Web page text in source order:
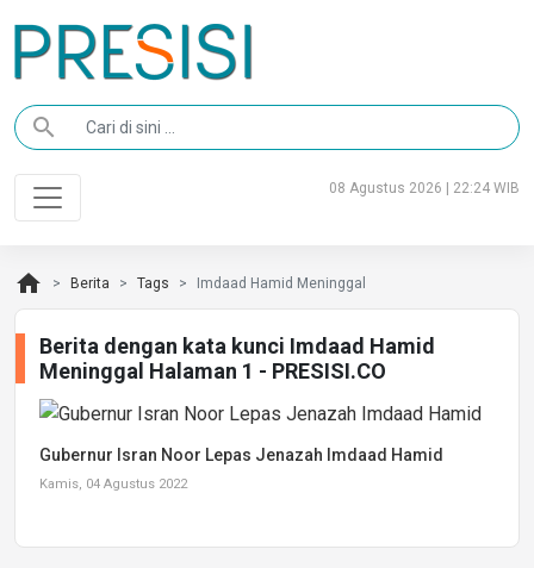
search
08 Agustus 2026 | 22:24 WIB
home Berita Tags Imdaad Hamid Meninggal
Berita dengan kata kunci Imdaad Hamid
Meninggal Halaman 1 - PRESISI.CO
Gubernur Isran Noor Lepas Jenazah Imdaad Hamid
Kamis, 04 Agustus 2022